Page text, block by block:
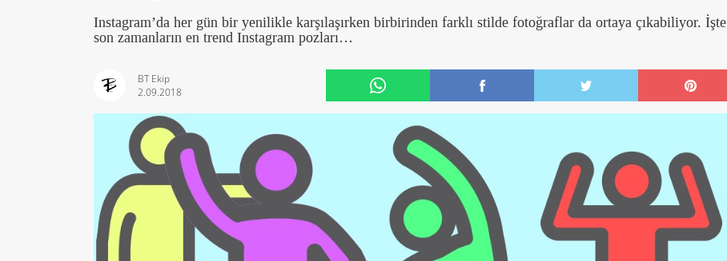
Instagram’da her gün bir yenilikle karşılaşırken birbirinden farklı stilde fotoğraflar da ortaya çıkabiliyor. İşte
son zamanların en trend Instagram pozları…
BT Ekip
2.09.2018